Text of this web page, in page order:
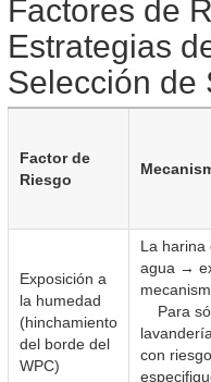
Factores de
Estrategias
Selección de
Factor de
Riesgo
Exposición a
la humedad
(hinchamiento
del borde del
WPC)
La harina
agua →
Para
con